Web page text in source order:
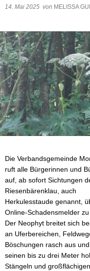
14. Mai 2025 von MELISSA
Die Verbandsgemeinde
ruft alle Bürgerinnen und
auf, ab sofort Sichtungen
Riesenbärenklau, auch
Herkulesstaude genannt,
Online-Schadensmelder zu
Der Neophyt breitet sich
an Uferbereichen,
Böschungen rasch aus
seinen bis zu drei Meter
Stängeln und großflächigen